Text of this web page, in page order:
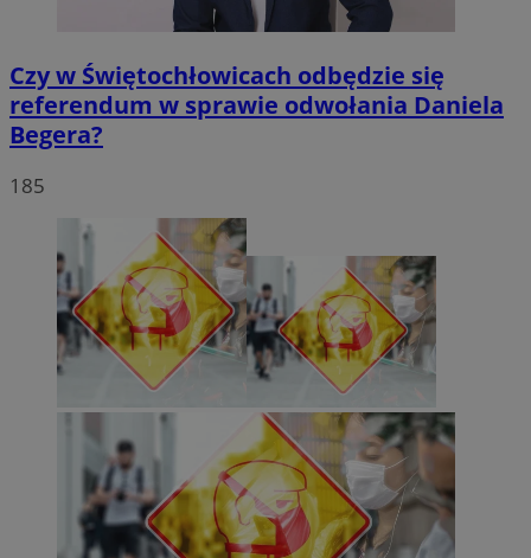
Czy w Świętochłowicach odbędzie się
referendum w sprawie odwołania Daniela
Begera?
185